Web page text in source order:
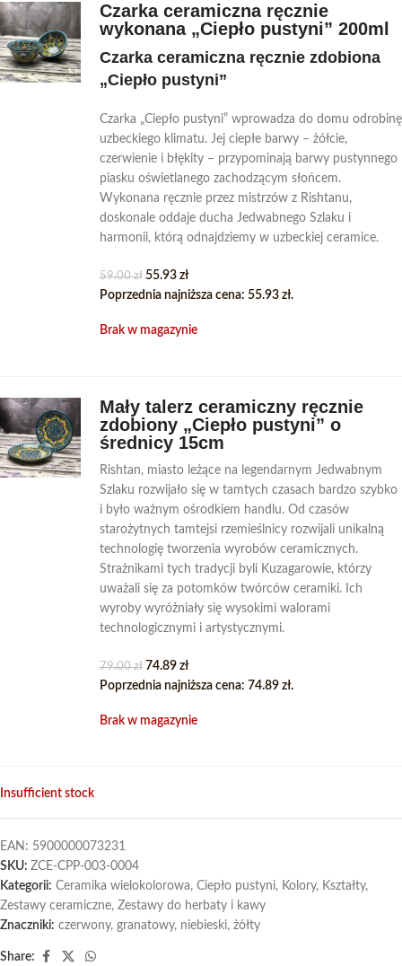
Czarka ceramiczna ręcznie
wykonana „Ciepło pustyni” 200ml
Czarka ceramiczna ręcznie zdobiona
„Ciepło pustyni”
Czarka „Ciepło pustyni” wprowadza do domu odrobinę
uzbeckiego klimatu. Jej ciepłe barwy – żółcie,
czerwienie i błękity – przypominają barwy pustynnego
piasku oświetlanego zachodzącym słońcem.
Wykonana ręcznie przez mistrzów z Rishtanu,
doskonale oddaje ducha Jedwabnego Szlaku i
harmonii, którą odnajdziemy w uzbeckiej ceramice.
59.00zł 55.93 zł
Poprzednia najniższa cena: 55.93 zł.
Brak w magazynie
Mały talerz ceramiczny ręcznie
zdobiony „Ciepło pustyni” o
średnicy 15cm
Rishtan, miasto leżące na legendarnym Jedwabnym
Szlaku rozwijało się w tamtych czasach bardzo szybko
i było ważnym ośrodkiem handlu. Od czasów
starożytnych tamtejsi rzemieślnicy rozwijali unikalną
technologię tworzenia wyrobów ceramicznych.
Strażnikami tych tradycji byli Kuzagarowie, którzy
uważali się za potomków twórców ceramiki. Ich
wyroby wyróżniały się wysokimi walorami
technologicznymi i artystycznymi.
79.00zł 74.89 zł
Poprzednia najniższa cena: 74.89 zł.
Brak w magazynie
Insufficient stock
EAN: 5900000073231
SKU: ZCE-CPP-003-0004
Kategorii: Ceramika wielokolorowa, Ciepło pustyni, Kolory, Kształty,
Zestawy ceramiczne, Zestawy do herbaty i kawy
Znaczniki: czerwony, granatowy, niebieski, żółty
Share: